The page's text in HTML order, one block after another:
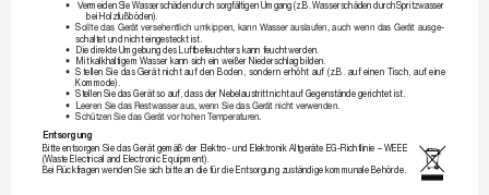
•
Vermeiden Sie Wasserschäden durch sorgfältigen Umgang (z.B. Wasserschäden durch Spritzwasser
bei Holzfußböden).
• Sollte das Gerät versehentlich umkippen, kann Wasser auslaufen, auch wenn das Gerät ausge-
schaltet und nicht eingesteckt ist.
•
Die direkte Umgebung des Luftbefeuchters kann feucht werden.
•
Mit kalkhaltigem Wasser kann sich ein weißer Niederschlag bilden.
• S tellen Sie das Gerät nicht auf den Boden, sondern erhöht auf (z.B. auf einen Tisch, auf eine
Kommode).
• Stellen Sie das Gerät so auf, dass der Nebelaustritt nicht auf Gegenstände gerichtet ist.
•
LeerenSiedasRestwasseraus,wennSiedasGerätnichtverwenden.
• SchützenSiedasGerätvorhohenTemperaturen.
Entsorgung
Bitte entsorgen Sie das Gerät gemäß der Elektro- und Elektronik Altgeräte EG-Richtlinie – WEEE
(Waste Electrical and Electronic Equipment).
Bei Rückfragen wenden Sie sich bitte an die für die Entsorgung zuständige kommunale Behörde.